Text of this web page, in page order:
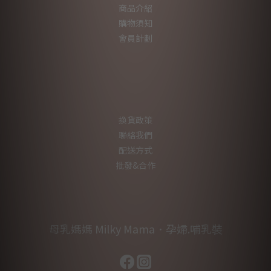
商品介紹
購物須知
會員計劃
換貨政策
聯絡我們
配送方式
批發&合作
母乳媽媽 Milky Mama．孕婦.哺乳裝